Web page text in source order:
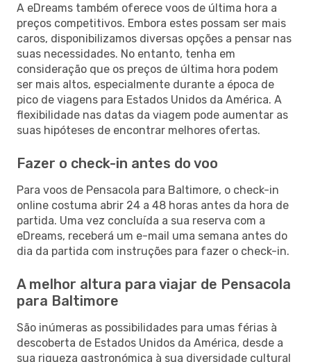
A eDreams também oferece voos de última hora a
preços competitivos. Embora estes possam ser mais
caros, disponibilizamos diversas opções a pensar nas
suas necessidades. No entanto, tenha em
consideração que os preços de última hora podem
ser mais altos, especialmente durante a época de
pico de viagens para Estados Unidos da América. A
flexibilidade nas datas da viagem pode aumentar as
suas hipóteses de encontrar melhores ofertas.
Fazer o check-in antes do voo
Para voos de Pensacola para Baltimore, o check-in
online costuma abrir 24 a 48 horas antes da hora de
partida. Uma vez concluída a sua reserva com a
eDreams, receberá um e-mail uma semana antes do
dia da partida com instruções para fazer o check-in.
A melhor altura para viajar de Pensacola
para Baltimore
São inúmeras as possibilidades para umas férias à
descoberta de Estados Unidos da América, desde a
sua riqueza gastronómica à sua diversidade cultural